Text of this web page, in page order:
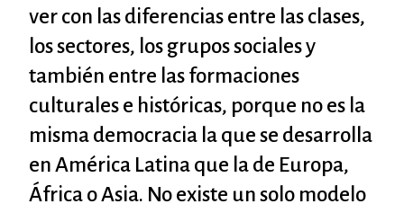
ver con las diferencias entre las clases,
los sectores, los grupos sociales y
también entre las formaciones
culturales e históricas, porque no es la
misma democracia la que se desarrolla
en América Latina que la de Europa,
África o Asia. No existe un solo modelo